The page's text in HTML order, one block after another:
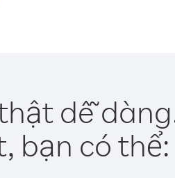
dễ
bạn có thể: